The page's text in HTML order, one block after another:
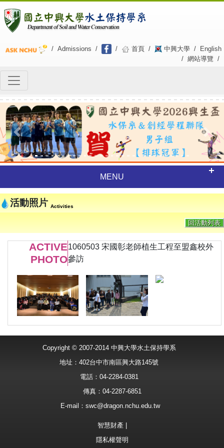
/ Admissions / / 首頁 / 中興大學 /
English
/ 網站導覽 /
Previous Next
MENU
活動照片 Activities
回活動列表
ACTIVE
PHOTO
1060503 宋國彰老師植生工程至盟鑫校外
參訪
Copyright © 2007-2014 中興大學水土保持學系
地址：402台中市南區興大路145號
電話：04-2284-0381
傳真：04-2287-6851
E-mail： swc@dragon.nchu.edu.tw
智慧財產
隱私權聲明